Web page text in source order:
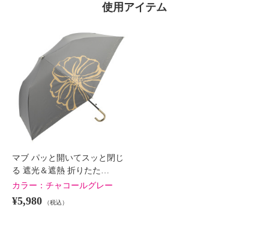
×
使用アイテム
マブ パッと開いてスッと閉じ
る 遮光＆遮熱 折りたた…
カラー： チャコールグレー
¥5,980 （税込）